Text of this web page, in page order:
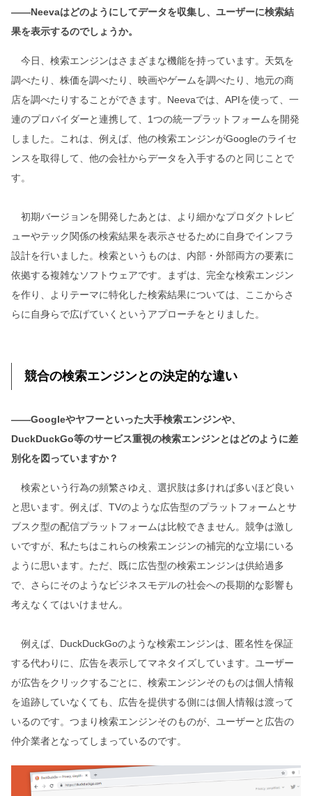
――Neevaはどのようにしてデータを収集し、ユーザーに検索結
果を表示するのでしょうか。
今日、検索エンジンはさまざまな機能を持っています。天気を
調べたり、株価を調べたり、映画やゲームを調べたり、地元の商
店を調べたりすることができます。Neevaでは、APIを使って、一
連のプロバイダーと連携して、1つの統一プラットフォームを開発
しました。これは、例えば、他の検索エンジンがGoogleのライセ
ンスを取得して、他の会社からデータを入手するのと同じことで
す。
初期バージョンを開発したあとは、より細かなプロダクトレビ
ューやテック関係の検索結果を表示させるために自身でインフラ
設計を行いました。検索というものは、内部・外部両方の要素に
依拠する複雑なソフトウェアです。まずは、完全な検索エンジン
を作り、よりテーマに特化した検索結果については、ここからさ
らに自身らで広げていくというアプローチをとりました。
競合の検索エンジンとの決定的な違い
――Googleやヤフーといった大手検索エンジンや、
DuckDuckGo等のサービス重視の検索エンジンとはどのように差
別化を図っていますか？
検索という行為の頻繁さゆえ、選択肢は多ければ多いほど良い
と思います。例えば、TVのような広告型のプラットフォームとサ
ブスク型の配信プラットフォームは比較できません。競争は激し
いですが、私たちはこれらの検索エンジンの補完的な立場にいる
ように思います。ただ、既に広告型の検索エンジンは供給過多
で、さらにそのようなビジネスモデルの社会への長期的な影響も
考えなくてはいけません。
例えば、DuckDuckGoのような検索エンジンは、匿名性を保証
する代わりに、広告を表示してマネタイズしています。ユーザー
が広告をクリックするごとに、検索エンジンそのものは個人情報
を追跡していなくても、広告を提供する側には個人情報は渡って
いるのです。つまり検索エンジンそのものが、ユーザーと広告の
仲介業者となってしまっているのです。